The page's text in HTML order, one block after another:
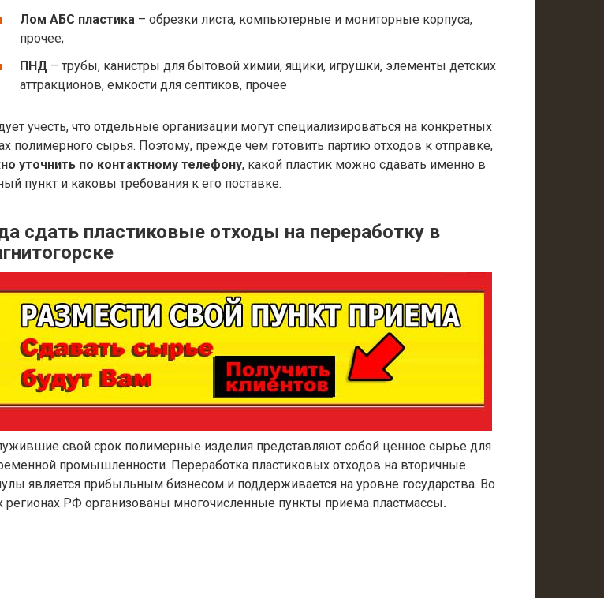
Лом АБС пластика – обрезки листа, компьютерные и мониторные корпуса,
прочее;
ПНД – трубы, канистры для бытовой химии, ящики, игрушки, элементы детских
аттракционов, емкости для септиков, прочее
учесть, что отдельные организации могут специализироваться на конкретных
полимерного сырья. Поэтому, прежде чем готовить партию отходов к отправке,
уточнить по контактному телефону, какой пластик можно сдавать именно в
пункт и каковы требования к его поставке.
сдать пластиковые отходы на переработку в
свой срок полимерные изделия представляют собой ценное сырье для
промышленности. Переработка пластиковых отходов на вторичные
является прибыльным бизнесом и поддерживается на уровне государства. Во
регионах РФ организованы многочисленные пункты приема пластмассы.